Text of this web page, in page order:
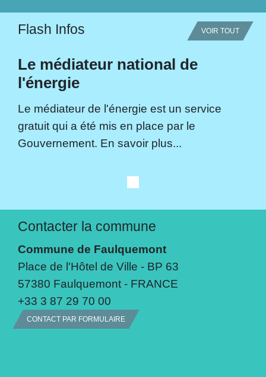
Flash Infos VOIR TOUT
Le médiateur national de
l'énergie
Le médiateur de l'énergie est un service
gratuit qui a été mis en place par le
Gouvernement. En savoir plus...
Contacter la commune
Commune de Faulquemont
Place de l'Hôtel de Ville - BP 63
57380 Faulquemont - FRANCE
+33 3 87 29 70 00
CONTACT PAR FORMULAIRE